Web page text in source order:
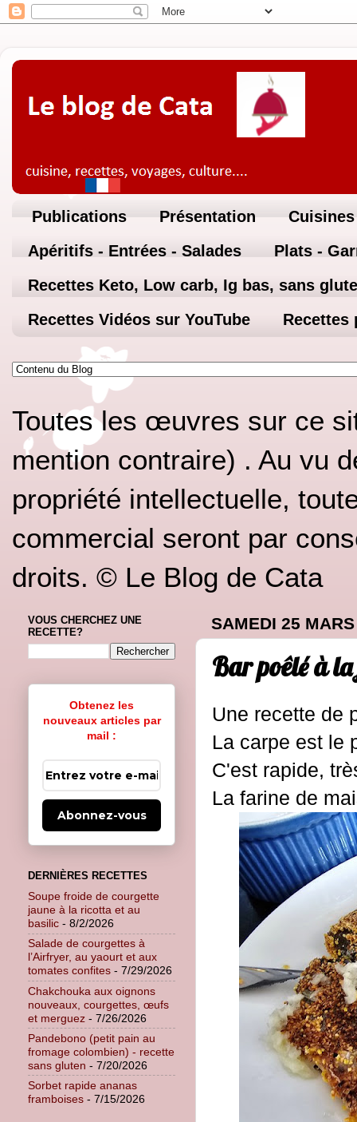
Publications Présentation
Apéritifs - Entrées - Salades
Plats -
Recettes Keto, Low carb, Ig bas, sans
Recettes Vidéos sur YouTube
Recettes
Toutes les œuvres sur ce
mention contraire) . Au vu
propriété intellectuelle,
commercial seront par
droits. © Le Blog de Cata
SAMEDI 25
Bar poêlé à
Une recette de
La carpe est le
C'est rapide,
La farine de
VOUS CHERCHEZ UNE
RECETTE?
Obtenez les
nouveaux articles par
mail :
Abonnez-vous
DERNIÈRES RECETTES
Soupe froide de courgette
jaune à la ricotta et au
basilic - 8/2/2026
Salade de courgettes à
l’Airfryer, au yaourt et aux
tomates confites - 7/29/2026
Chakchouka aux oignons
nouveaux, courgettes, œufs
et merguez - 7/26/2026
Pandebono (petit pain au
fromage colombien) - recette
sans gluten - 7/20/2026
Sorbet rapide ananas
framboises - 7/15/2026